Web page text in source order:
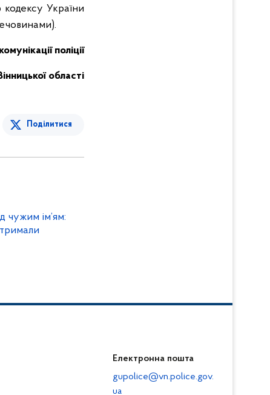
кодексу України
поліції
області
Поділитися
чужим ім’ям:
Електронна пошта
gupolice@vn.police.gov.
ua